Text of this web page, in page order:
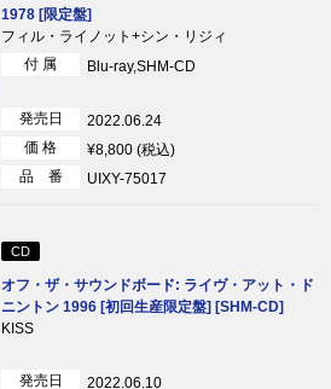
1978 [限定盤]
フィル・ライノット+シン・リジィ
付 属
Blu-ray,SHM-CD
発売日
2022.06.24
価 格
¥8,800 (税込)
品 番
UIXY-75017
CD
オフ・ザ・サウンドボード: ライヴ・アット・ド
ニントン 1996 [初回生産限定盤] [SHM-CD]
KISS
発売日
2022.06.10